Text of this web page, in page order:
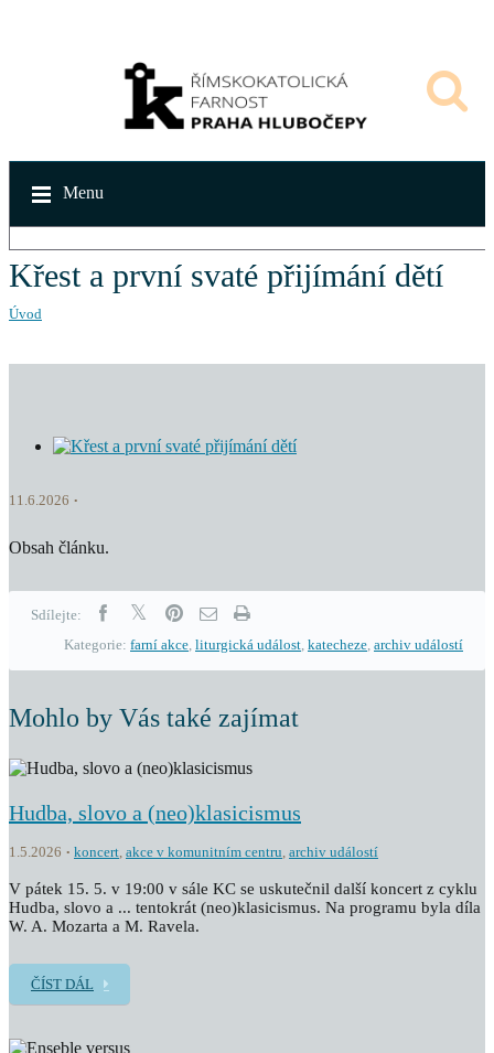
Menu
Křest a první svaté přijímání dětí
Úvod
11.6.2026
Obsah článku.
Sdílejte:
Kategorie: farní akce, liturgická událost, katecheze, archiv událostí
Mohlo by Vás také zajímat
Hudba, slovo a (neo)klasicismus
1.5.2026 koncert, akce v komunitním centru, archiv událostí
V pátek 15. 5. v 19:00 v sále KC se uskutečnil další koncert z cyklu
Hudba, slovo a ... tentokrát (neo)klasicismus. Na programu byla díla
W. A. Mozarta a M. Ravela.
ČÍST DÁL